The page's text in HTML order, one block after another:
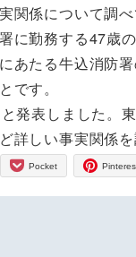
係について調べ
勤務する47歳
あたる牛込消防
です。
発表しました。
詳しい事実関係を
Pocket